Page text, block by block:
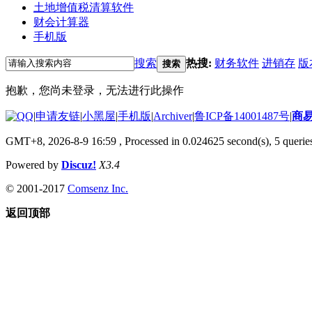
土地增值税清算软件
财会计算器
手机版
搜索 搜索 热搜: 财务软件 进销存 版
抱歉，您尚未登录，无法进行此操作
|申请友链|小黑屋|手机版|Archiver|鲁ICP备14001487号|商
GMT+8, 2026-8-9 16:59 , Processed in 0.024625 second(s), 5
Powered by Discuz! X3.4
© 2001-2017 Comsenz Inc.
返回顶部